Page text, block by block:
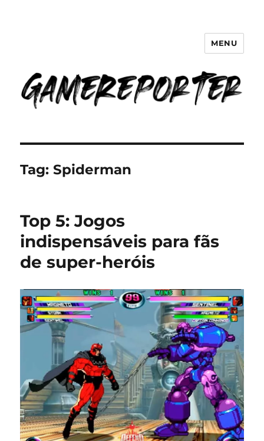
GameReporter | Cultura Gamer
MENU
Tag:Spiderman
Top 5: Jogos
indispensáveis para fãs
de super-heróis